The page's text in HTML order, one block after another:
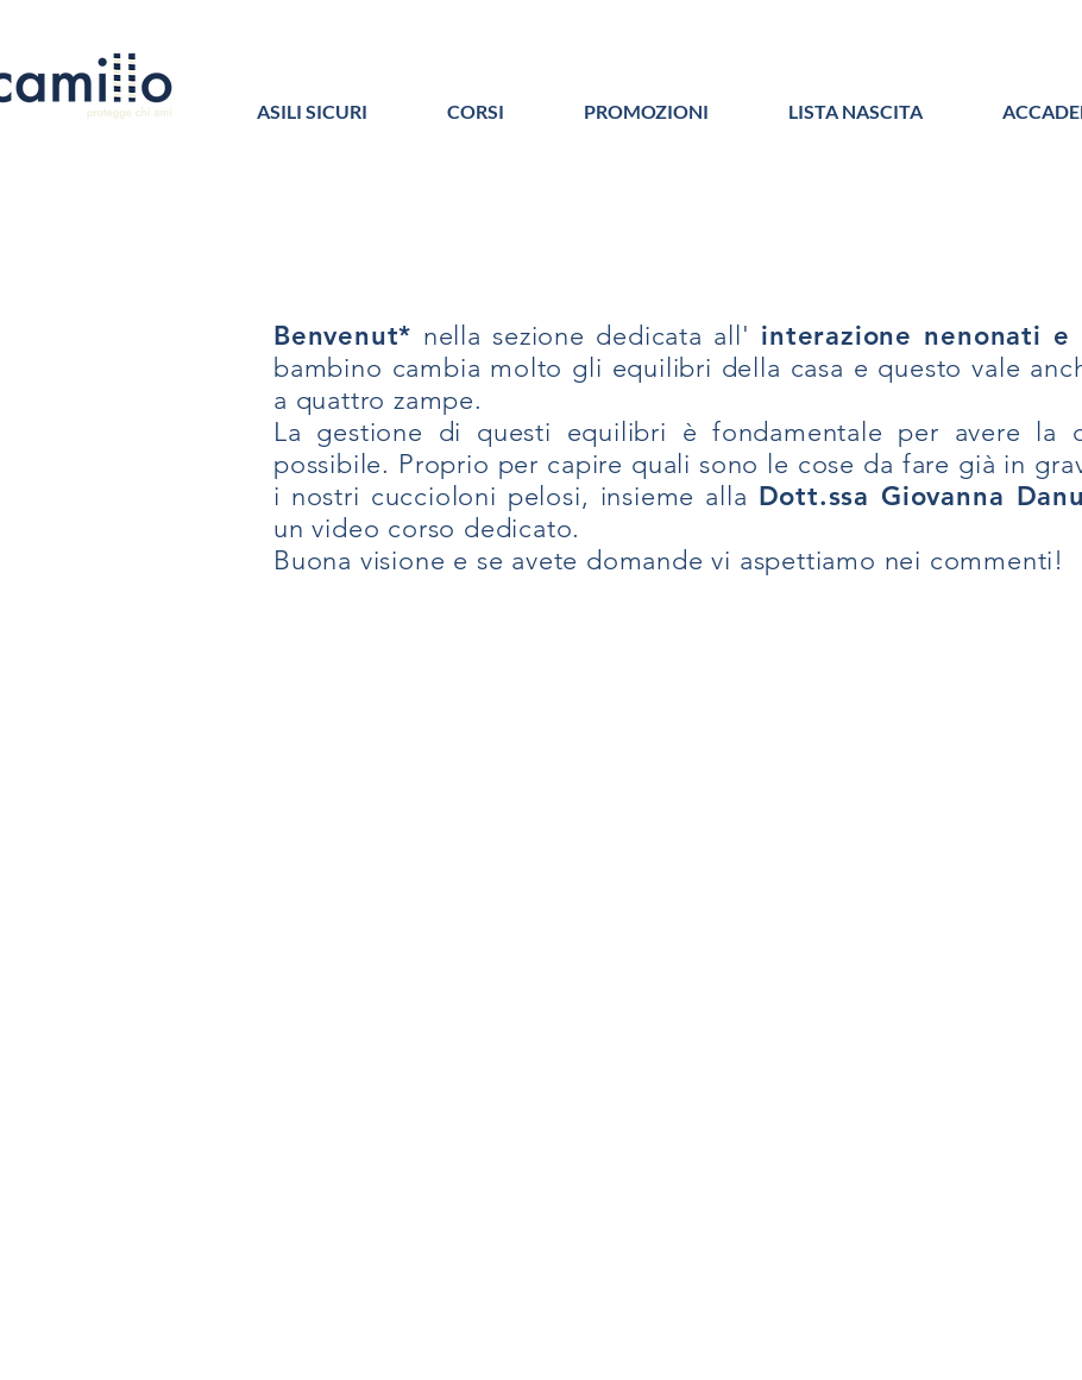
ASILI SICURI CORSI PROMOZIONI LISTA NASCITA
Benvenut* nella sezione dedicata all' interazione nenonati e
bambino cambia molto gli equilibri della casa e questo vale
a quattro zampe.
La gestione di questi equilibri è fondamentale per avere la
possibile. Proprio per capire quali sono le cose da fare già in
i nostri cuccioloni pelosi, insieme alla Dott.ssa Giovanna
un video corso dedicato.
Buona visione e se avete domande vi aspettiamo nei commenti!